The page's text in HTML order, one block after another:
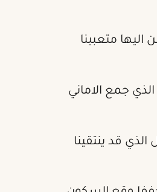
اليها متعبينا
جمع الاماني
الذي قد ينتقينا